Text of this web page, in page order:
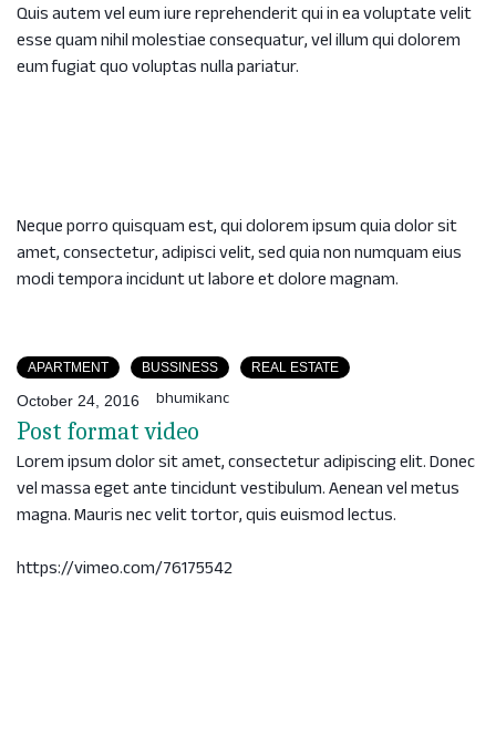
Quis autem vel eum iure reprehenderit qui in ea voluptate velit
esse quam nihil molestiae consequatur, vel illum qui dolorem
eum fugiat quo voluptas nulla pariatur.
Neque porro quisquam est, qui dolorem ipsum quia dolor sit
amet, consectetur, adipisci velit, sed quia non numquam eius
modi tempora incidunt ut labore et dolore magnam.
APARTMENT BUSSINESS REAL ESTATE
October 24, 2016 bhumikanc
Post format video
Lorem ipsum dolor sit amet, consectetur adipiscing elit. Donec
vel massa eget ante tincidunt vestibulum. Aenean vel metus
magna. Mauris nec velit tortor, quis euismod lectus.
https://vimeo.com/76175542